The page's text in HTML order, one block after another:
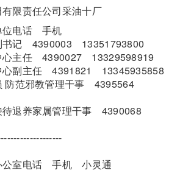
限责任公司采油十厂
电话 手机
记 4390003 13351793800
主任 4390027 13329598919
副主任 4391821 13345935858
防范邪教管理干事 4395564
退养家属管理干事 4390068
室电话 手机 小灵通